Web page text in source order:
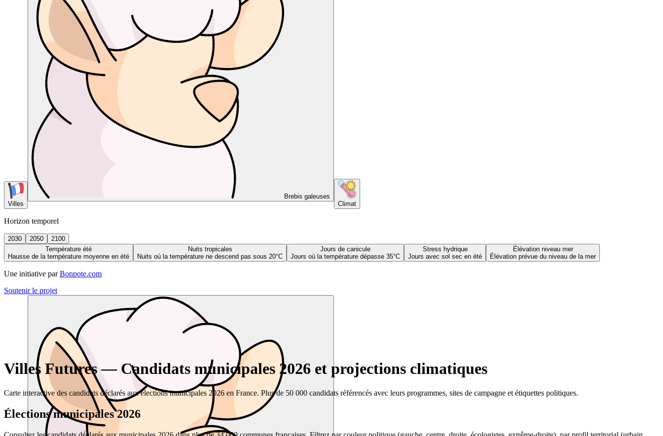
Villes
Brebis galeuses
Climat
Horizon temporel
2030 2050
2100
Température été
Hausse de la température moyenne en été
Nuits tropicales
Nuits où la température ne descend pas sous 20°C
Jours de canicule
Jours où la température dépasse 35°C
Stress hydrique
Jours avec sol sec en été
Élévation niveau mer
Élévation prévue du niveau de la mer
Une initiative par Bonpote.com
Soutenir le projet
Villes Futures — Candidats municipales 2026 et projections climatiques
Carte interactive des candidats déclarés aux élections municipales 2026 en France. Plus de 50 000 candidats référencés avec leurs programmes, sites de campagne et étiquettes politiques.
Élections municipales 2026